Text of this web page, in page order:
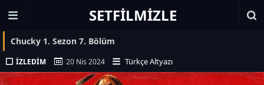
SETFILMIZLE
Chucky 1. Sezon 7. Bölüm
İZLEDIM 20 Nis 2024 Türkçe Altyazı